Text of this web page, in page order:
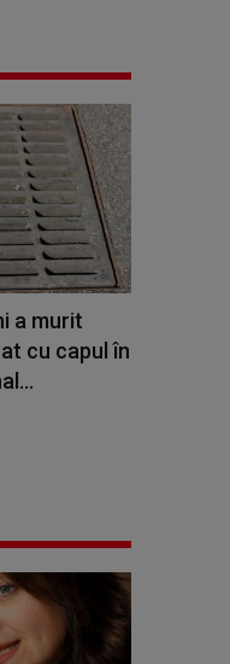
a murit
cu capul în